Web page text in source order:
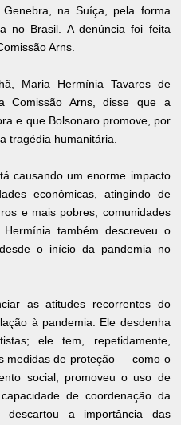
na Suíça, pela forma
no Brasil. A denúncia foi feita
Arns.
Maria Hermínia Tavares de
Comissão Arns, disse que a
e que Bolsonaro promove, por
tragédia humanitária.
causando um enorme impacto
econômicas, atingindo de
e mais pobres, comunidades
também descreveu o
o início da pandemia no
as atitudes recorrentes do
à pandemia. Ele desdenha
ele tem, repetidamente,
medidas de proteção — como o
social; promoveu o uso de
de coordenação da
descartou a importância das